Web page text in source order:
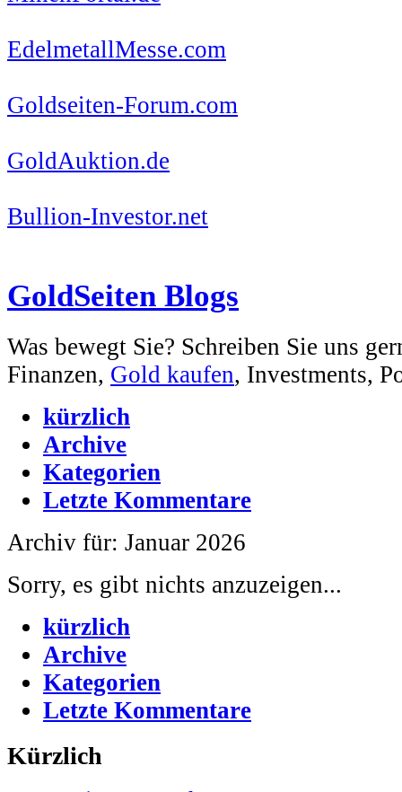
EdelmetallMesse.com
Goldseiten-Forum.com
GoldAuktion.de
Bullion-Investor.net
GoldSeiten Blogs
Was bewegt Sie? Schreiben Sie uns
Finanzen, Gold kaufen, Investments,
kürzlich
Archive
Kategorien
Letzte Kommentare
Archiv für: Januar 2026
Sorry, es gibt nichts anzuzeigen...
kürzlich
Archive
Kategorien
Letzte Kommentare
Kürzlich